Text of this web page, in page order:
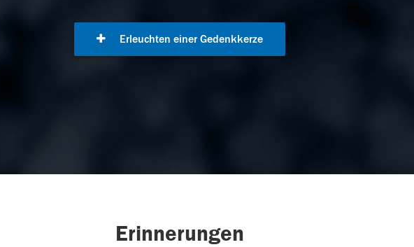
Erleuchten einer Gedenkkerze
Erinnerungen